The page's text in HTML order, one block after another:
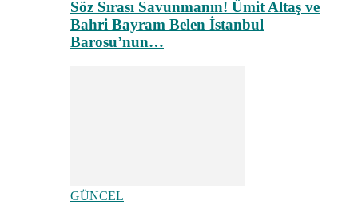
Söz Sırası Savunmanın! Ümit Altaş ve
Bahri Bayram Belen İstanbul
Barosu’nun…
GÜNCEL